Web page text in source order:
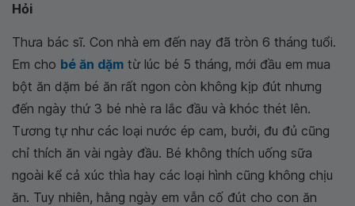
Hỏi
Thưa bác sĩ. Con nhà em đến nay đã tròn 6 tháng tuổi.
Em cho bé ăn dặm từ lúc bé 5 tháng, mới đầu em mua
bột ăn dặm bé ăn rất ngon còn không kịp đút nhưng
đến ngày thứ 3 bé nhè ra lắc đầu và khóc thét lên.
Tương tự như các loại nước ép cam, bưởi, đu đủ cũng
chỉ thích ăn vài ngày đầu. Bé không thích uống sữa
ngoài kể cả xúc thìa hay các loại hình cũng không chịu
ăn. Tuy nhiên, hằng ngày em vẫn cố đút cho con ăn